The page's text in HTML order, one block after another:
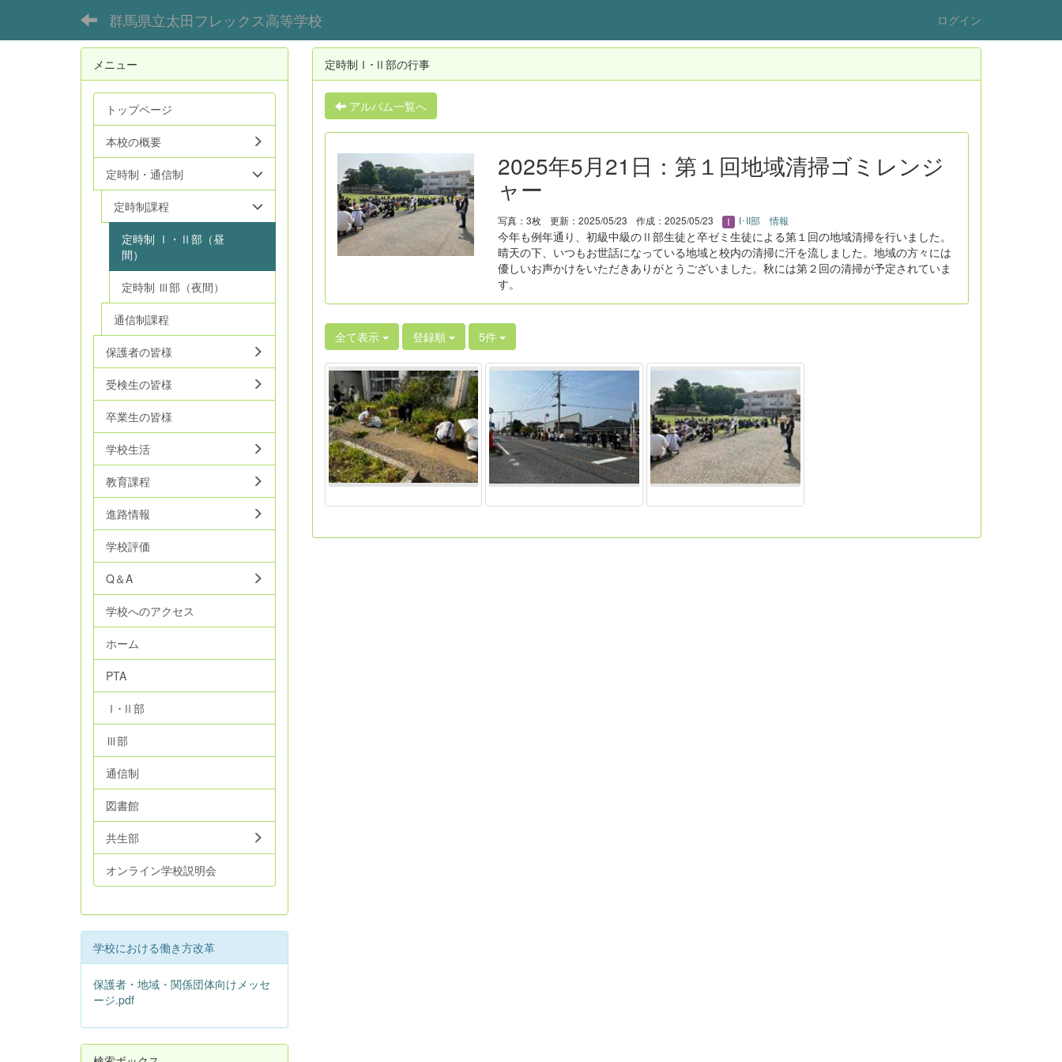
群馬県立太田フレックス高等学校 ログイン
定時制Ⅰ･Ⅱ部の行事
アルバム一覧へ
2025年5月21日：第１回地域清掃ゴミレンジ
ャー
写真：3枚 更新：2025/05/23 作成：2025/05/23 I･II部 情報
今年も例年通り、初級中級のⅡ部生徒と卒ゼミ生徒による第１回の地域清掃を行いました。
晴天の下、いつもお世話になっている地域と校内の清掃に汗を流しました。地域の方々には
優しいお声かけをいただきありがとうございました。秋には第２回の清掃が予定されていま
す。
全て表示 登録順 5件
メニュー
トップページ
本校の概要
定時制・通信制
定時制課程
定時制 Ⅰ・Ⅱ部（昼
間）
定時制 Ⅲ部（夜間）
通信制課程
保護者の皆様
受検生の皆様
卒業生の皆様
学校生活
教育課程
進路情報
学校評価
Q＆A
学校へのアクセス
ホーム
PTA
Ⅰ･Ⅱ部
Ⅲ部
通信制
図書館
共生部
オンライン学校説明会
学校における働き方改革
保護者・地域・関係団体向けメッセ
ージ.pdf